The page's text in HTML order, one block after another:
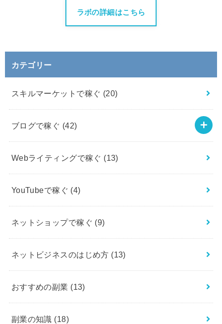
ラボの詳細はこちら
カテゴリー
スキルマーケットで稼ぐ (20)
ブログで稼ぐ (42)
Webライティングで稼ぐ (13)
YouTubeで稼ぐ (4)
ネットショップで稼ぐ (9)
ネットビジネスのはじめ方 (13)
おすすめの副業 (13)
副業の知識 (18)